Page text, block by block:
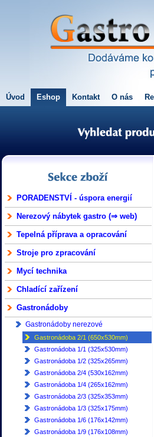
Úvod Eshop Kontakt O nás
PORADENSTVÍ - úspora energií
Nerezový nábytek gastro (⇒ web)
Tepelná příprava a opracování
Stroje pro zpracování
Mycí technika
Chladící zařízení
Gastronádoby
Gastronádoby nerezové
Gastronádoba 2/1 (650x530mm)
Gastronádoba 1/1 (325x530mm)
Gastronádoba 1/2 (325x265mm)
Gastronádoba 2/4 (530x162mm)
Gastronádoba 1/4 (265x162mm)
Gastronádoba 2/3 (325x353mm)
Gastronádoba 1/3 (325x175mm)
Gastronádoba 1/6 (176x142mm)
Gastronádoba 1/9 (176x108mm)